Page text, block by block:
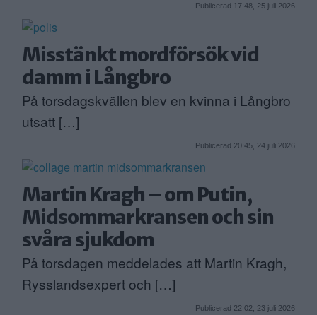
Publicerad 17:48, 25 juli 2026
Misstänkt mordförsök vid
damm i Långbro
På torsdagskvällen blev en kvinna i Långbro
utsatt […]
Publicerad 20:45, 24 juli 2026
Martin Kragh – om Putin,
Midsommarkransen och sin
svåra sjukdom
På torsdagen meddelades att Martin Kragh,
Rysslandsexpert och […]
Publicerad 22:02, 23 juli 2026